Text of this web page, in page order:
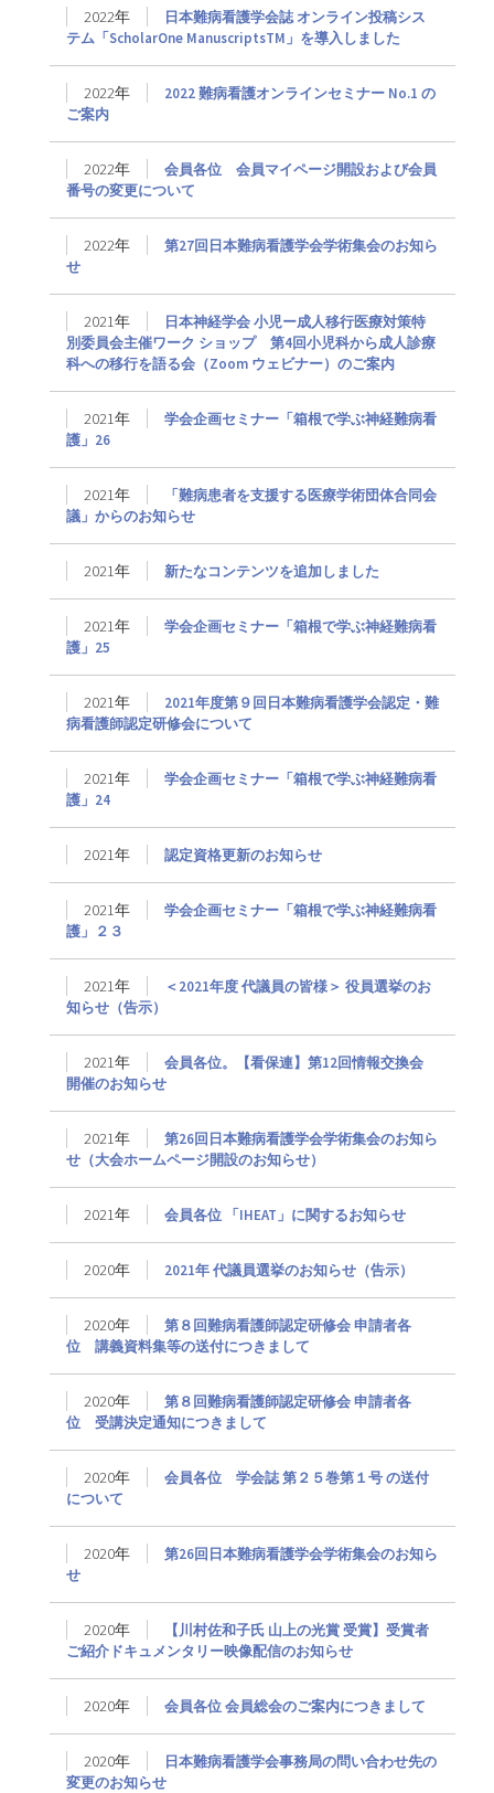
2022年
日本難病看護学会誌 オンライン投稿シス
テム「ScholarOne ManuscriptsTM」を導入しました
2022年
2022 難病看護オンラインセミナー No.1 の
ご案内
2022年
会員各位 会員マイページ開設および会員
番号の変更について
2022年
第27回日本難病看護学会学術集会のお知ら
せ
2021年
日本神経学会 小児ー成人移行医療対策特
別委員会主催ワーク ショップ 第4回小児科から成人診療
科への移行を語る会（Zoom ウェビナー）のご案内
2021年
学会企画セミナー「箱根で学ぶ神経難病看
護」26
2021年
「難病患者を支援する医療学術団体合同会
議」からのお知らせ
2021年 新たなコンテンツを追加しました
2021年
学会企画セミナー「箱根で学ぶ神経難病看
護」25
2021年
2021年度第９回日本難病看護学会認定・難
病看護師認定研修会について
2021年
学会企画セミナー「箱根で学ぶ神経難病看
護」24
2021年 認定資格更新のお知らせ
2021年
学会企画セミナー「箱根で学ぶ神経難病看
護」２３
2021年
＜2021年度 代議員の皆様＞ 役員選挙のお
知らせ（告示）
2021年
会員各位。【看保連】第12回情報交換会
開催のお知らせ
2021年
第26回日本難病看護学会学術集会のお知ら
せ（大会ホームページ開設のお知らせ）
2021年 会員各位 「IHEAT」に関するお知らせ
2020年 2021年 代議員選挙のお知らせ（告示）
2020年
第８回難病看護師認定研修会 申請者各
位 講義資料集等の送付につきまして
2020年
第８回難病看護師認定研修会 申請者各
位 受講決定通知につきまして
2020年
会員各位 学会誌 第２５巻第１号 の送付
について
2020年
第26回日本難病看護学会学術集会のお知ら
せ
2020年
【川村佐和子氏 山上の光賞 受賞】受賞者
ご紹介ドキュメンタリー映像配信のお知らせ
2020年 会員各位 会員総会のご案内につきまして
2020年
日本難病看護学会事務局の問い合わせ先の
変更のお知らせ